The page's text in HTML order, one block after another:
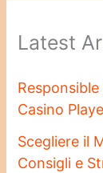
Latest
Casino
Scegliere il
Consigli e